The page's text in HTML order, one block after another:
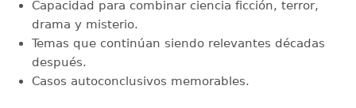
Capacidad para combinar ciencia ficción, terror,
drama y misterio.
Temas que continúan siendo relevantes décadas
después.
Casos autoconclusivos memorables.